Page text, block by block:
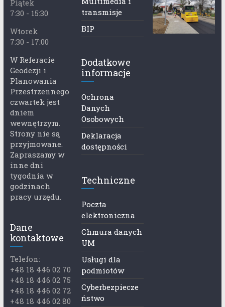
Piątek
7:30 - 15:30
Wtorek
7:30 - 17:00
W Referacie
Geodezji i
Planowania
Przestrzennego
czwartek jest
dniem
wewnętrzym.
Strony nie są
przyjmowane.
Zapraszamy w
inne dni
tygodnia w
godzinach
pracy urzędu.
Dane
kontaktowe
Telefon:
+48 18 446 02 70
+48 18 446 02 75
+48 18 446 02 72
+48 18 446 02 80
transmisje
BIP
Dodatkowe
informacje
Ochrona
Danych
Osobowych
Deklaracja
dostępności
Techniczne
Poczta
elektroniczna
Chmura danych
UM
Usługi dla
podmiotów
Cyberbezpiecze
ństwo